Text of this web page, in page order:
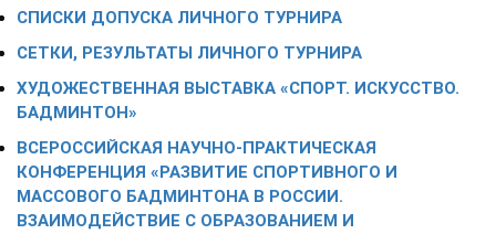
СПИСКИ ДОПУСКА ЛИЧНОГО ТУРНИРА
СЕТКИ, РЕЗУЛЬТАТЫ ЛИЧНОГО ТУРНИРА
ХУДОЖЕСТВЕННАЯ ВЫСТАВКА «СПОРТ. ИСКУССТВО.
БАДМИНТОН»
ВСЕРОССИЙСКАЯ НАУЧНО-ПРАКТИЧЕСКАЯ
КОНФЕРЕНЦИЯ «РАЗВИТИЕ СПОРТИВНОГО И
МАССОВОГО БАДМИНТОНА В РОССИИ.
ВЗАИМОДЕЙСТВИЕ С ОБРАЗОВАНИЕМ И